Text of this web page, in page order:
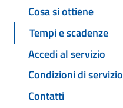
Cosa si ottiene
Tempi e scadenze
Accedi al servizio
Condizioni di servizio
Contatti